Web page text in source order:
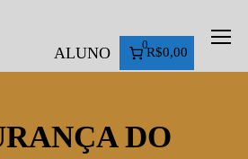
ALUNO 0
R$0,00
DO